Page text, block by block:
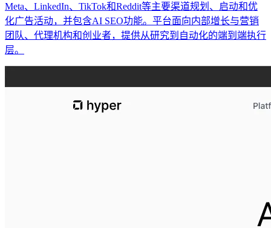
Meta、LinkedIn、TikTok和Reddit等主要渠道规划、启动和优
化广告活动，并包含AI SEO功能。平台面向内部增长与营销
团队、代理机构和创业者，提供从研究到自动化的端到端执行
层。